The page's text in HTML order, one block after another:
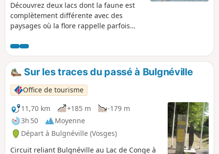
Découvrez deux lacs dont la faune est
complètement différente avec des
paysages où la flore rappelle parfois
Sur les traces du passé à Bulgnéville
Office de tourisme
11,70 km
+185 m
-179 m
3h 50
Moyenne
Départ à Bulgnéville (Vosges)
Circuit reliant Bulgnéville au Lac de Conge à